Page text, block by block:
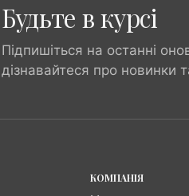
Будьте в курсі
Підпишіться на останні
дізнавайтеся про новинки
КОМПАНІЯ